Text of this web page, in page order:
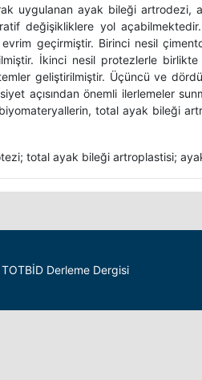
uygulanan ayak bileği artrodezi,
değişikliklere yol
geçirmiştir. Birinci nesil
İkinci nesil protezlerle
geliştirilmiştir. Üçüncü ve
açısından önemli ilerlemeler
total ayak bileği
total ayak bileği artroplastisi;
Derleme Dergisi